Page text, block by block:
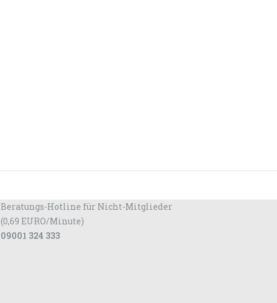
Beratungs-Hotline für Nicht-Mitglieder
(0,69 EURO/Minute)
09001 324 333